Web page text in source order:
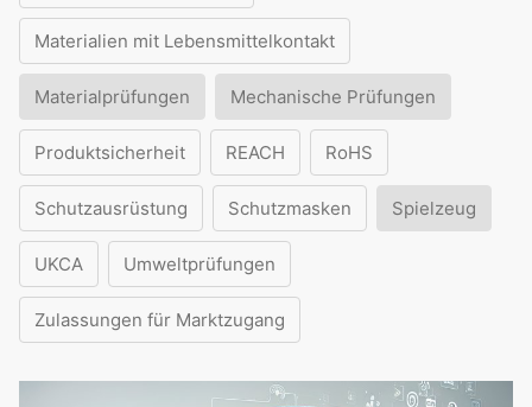
Materialien mit Lebensmittelkontakt
Materialprüfungen Mechanische Prüfungen
Produktsicherheit REACH RoHS
Schutzausrüstung Schutzmasken Spielzeug
UKCA Umweltprüfungen
Zulassungen für Marktzugang